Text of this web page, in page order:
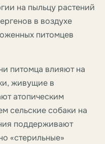
на пыльцу растений
в воздухе
питомцев
питомца влияют на
живущие в
атопическим
сельские собаки на
поддерживают
«стерильные»